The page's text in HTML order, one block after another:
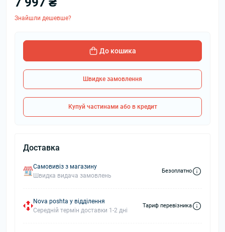
Знайшли дешевше?
До кошика
Швидке замовлення
Купуй частинами або в кредит
Доставка
Самовивіз з магазину
Швидка видача замовлень
Безоплатно
Nova poshta у відділення
Середній термін доставки 1-2 дні
Тариф перевізника